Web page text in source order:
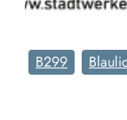
B299